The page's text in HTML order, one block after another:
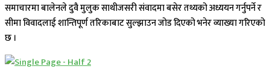
समाचारमा बालेनले दुवै मुलुक साथीजसरी संवादमा बसेर तथ्यको अध्ययन गर्नुपर्ने र
सीमा विवादलाई शान्तिपूर्ण तरिकाबाट सुल्झाउन जोड दिएको भनेर व्याख्या गरिएको
छ ।